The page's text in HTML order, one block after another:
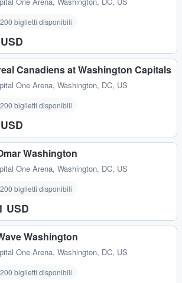
biglietti disponibili
Canadiens at Washington Capitals
One Arena, Washington, DC, US
biglietti disponibili
Washington
One Arena, Washington, DC, US
biglietti disponibili
USD
Washington
One Arena, Washington, DC, US
biglietti disponibili